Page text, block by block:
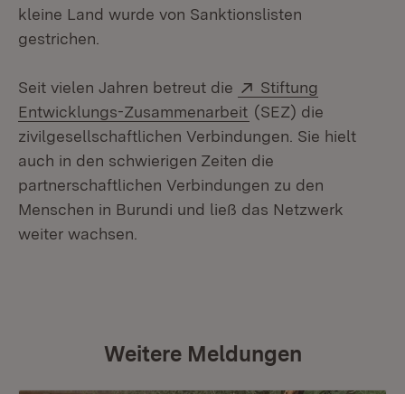
kleine Land wurde von Sanktionslisten
gestrichen.
Seit vielen Jahren betreut die Extern:
Stiftung
Entwicklungs-Zusammenarbeit (Öffnet in neuem
(SEZ) die
zivilgesellschaftlichen Verbindungen. Sie hielt
auch in den schwierigen Zeiten die
partnerschaftlichen Verbindungen zu den
Menschen in Burundi und ließ das Netzwerk
weiter wachsen.
Weitere Meldungen